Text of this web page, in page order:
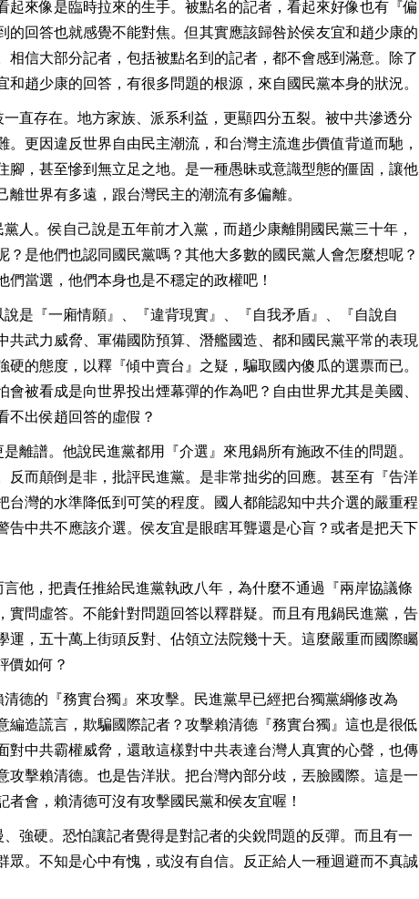
來像是臨時拉來的生手。被點名的記者，看起來好像也有『偏
回答也就感覺不能對焦。但其實應該歸咎於侯友宜和趙少康的
相信大部分記者，包括被點名到的記者，都不會感到滿意。除了
趙少康的回答，有很多問題的根源，來自國民黨本身的狀況。
直存在。地方家族、派系利益，更顯四分五裂。被中共滲透分
更因違反世界自由民主潮流，和台灣主流進步價值背道而馳，
，甚至慘到無立足之地。是一種愚昧或意識型態的僵固，讓他
世界有多遠，跟台灣民主的潮流有多偏離。
人。侯自己說是五年前才入黨，而趙少康離開國民黨三十年，
是他們也認同國民黨嗎？其他大多數的國民黨人會怎麼想呢？
當選，他們本身也是不穩定的政權吧！
是『一廂情願』、『違背現實』、『自我矛盾』、『自說自
武力威脅、軍備國防預算、潛艦國造、都和國民黨平常的表現
的態度，以釋『傾中賣台』之疑，騙取國內傻瓜的選票而已。
被看成是向世界投出煙幕彈的作為吧？自由世界尤其是美國、
不出侯趙回答的虛假？
離譜。他說民進黨都用『介選』來甩鍋所有施政不佳的問題。
而顛倒是非，批評民進黨。是非常拙劣的回應。甚至有『告洋
灣的水準降低到可笑的程度。國人都能認知中共介選的嚴重程
告中共不應該介選。侯友宜是眼瞎耳聾還是心盲？或者是把天下
他，把責任推給民進黨執政八年，為什麼不通過『兩岸協議條
問虛答。不能針對問題回答以釋群疑。而且有甩鍋民進黨，告
，五十萬上街頭反對、佔領立法院幾十天。這麼嚴重而國際矚
價如何？
德的『務實台獨』來攻擊。民進黨早已經把台獨黨綱修改為
編造謊言，欺騙國際記者？攻擊賴清德『務實台獨』這也是很低
中共霸權威脅，還敢這樣對中共表達台灣人真實的心聲，也傳
擊賴清德。也是告洋狀。把台灣內部分歧，丟臉國際。這是一
會，賴清德可沒有攻擊國民黨和侯友宜喔！
強硬。恐怕讓記者覺得是對記者的尖銳問題的反彈。而且有一
。不知是心中有愧，或沒有自信。反正給人一種迴避而不真誠